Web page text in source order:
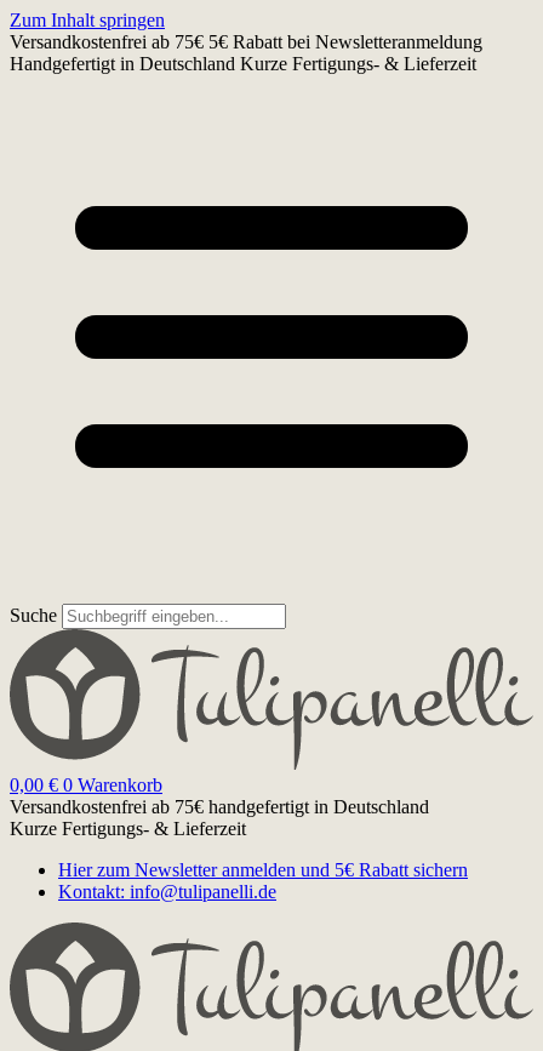
Zum Inhalt springen
Versandkostenfrei ab 75€ 5€ Rabatt bei Newsletteranmeldung
Handgefertigt in Deutschland Kurze Fertigungs- & Lieferzeit
Suche
0,00 € 0 Warenkorb
Versandkostenfrei ab 75€ handgefertigt in Deutschland
Kurze Fertigungs- & Lieferzeit
Hier zum Newsletter anmelden und 5€ Rabatt sichern
Kontakt: info@tulipanelli.de